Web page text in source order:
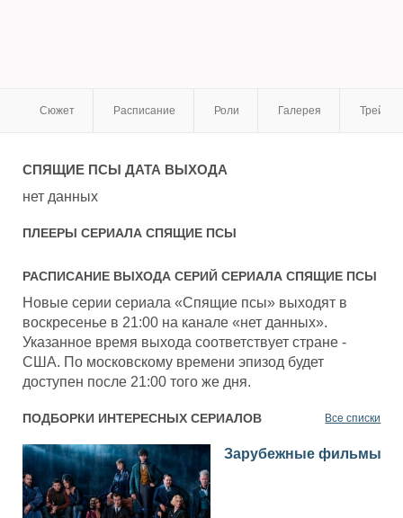
Сюжет Расписание Роли Галерея
СПЯЩИЕ ПСЫ ДАТА ВЫХОДА
нет данных
ПЛЕЕРЫ СЕРИАЛА СПЯЩИЕ ПСЫ
РАСПИСАНИЕ ВЫХОДА СЕРИЙ СЕРИАЛА СПЯЩИЕ ПСЫ
Новые серии сериала «Спящие псы» выходят в
воскресенье в 21:00 на канале «нет данных».
Указанное время выхода соответствует стране -
США. По московскому времени эпизод будет
доступен после 21:00 того же дня.
ПОДБОРКИ ИНТЕРЕСНЫХ СЕРИАЛОВ Все списки
Зарубежные фильмы